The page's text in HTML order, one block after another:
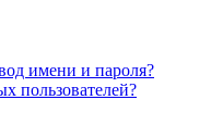
имени и пароля?
пользователей?